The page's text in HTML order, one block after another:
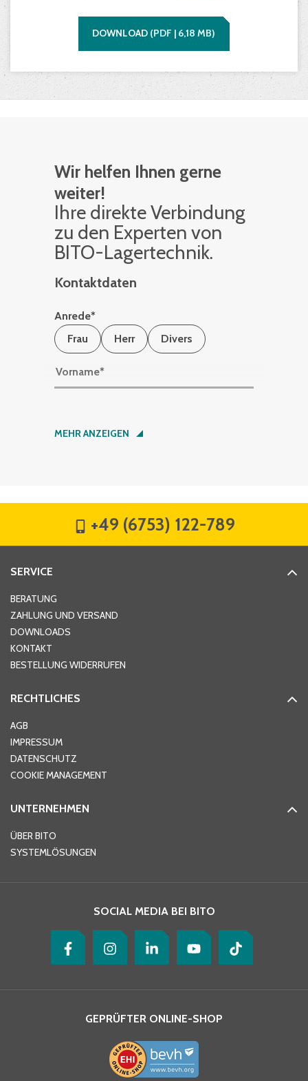
DOWNLOAD (PDF | 6,18 MB)
Wir helfen Ihnen gerne
weiter!
Ihre di­rek­te Ver­bin­dung
zu den Ex­per­ten von
BITO-La­ger­tech­nik.
Kontaktdaten
Anrede*
Frau
Herr Divers
Vorname*
Nachname*
Hausnummer
Ort*
Telefon
MEHR ANZEIGEN
+49 (6753) 122-789
SERVICE
BERATUNG
ZAHLUNG UND VERSAND
DOWNLOADS
KONTAKT
BESTELLUNG WIDERRUFEN
RECHTLICHES
AGB
IMPRESSUM
DATENSCHUTZ
COOKIE MANAGEMENT
UNTERNEHMEN
ÜBER BITO
SYSTEMLÖSUNGEN
SOCIAL MEDIA BEI BITO
GEPRÜFTER ONLINE-SHOP